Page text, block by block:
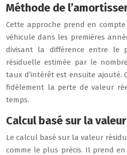
Méthode de
Cette approche prend en
véhicule dans les premières
divisant la différence entre le
résiduelle estimée par le
taux d’intérêt est ensuite ajouté.
fidèlement la perte de valeur
temps.
Calcul basé sur la
Le calcul basé sur la valeur
comme le plus précis. Il prend